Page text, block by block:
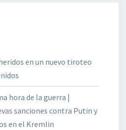
en un nuevo tiroteo
hora de la guerra |
sanciones contra Putin y
en el Kremlin